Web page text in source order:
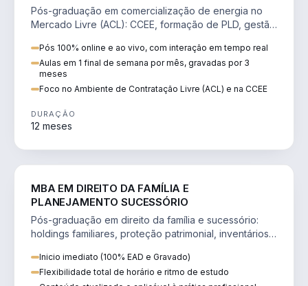
Pós-graduação em comercialização de energia no
Mercado Livre (ACL): CCEE, formação de PLD, gestão
Pós 100% online e ao vivo, com interação em tempo real
Aulas em 1 final de semana por mês, gravadas por 3
meses
Foco no Ambiente de Contratação Livre (ACL) e na CCEE
DURAÇÃO
12 meses
MBA EM DIREITO DA FAMÍLIA E
PLANEJAMENTO SUCESSÓRIO
Pós-graduação em direito da família e sucessório:
holdings familiares, proteção patrimonial, inventários
Inicio imediato (100% EAD e Gravado)
Flexibilidade total de horário e ritmo de estudo